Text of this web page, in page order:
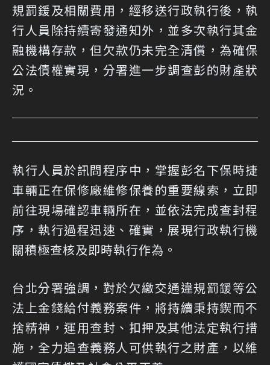
規罰鍰及相關費用，經移送行政執行後，執
行人員除持續寄發通知外，並多次執行其金
融機構存款，但欠款仍未完全清償，為確保
公法債權實現，分署進一步調查彭的財產狀
況。
執行人員於訊問程序中，掌握彭名下保時捷
車輛正在保修廠維修保養的重要線索，立即
前往現場確認車輛所在，並依法完成查封程
序，執行過程迅速、確實，展現行政執行機
關積極查核及即時執行作為。
台北分署強調，對於欠繳交通違規罰鍰等公
法上金錢給付義務案件，將持續秉持鍥而不
捨精神，運用查封、扣押及其他法定執行措
施，全力追查義務人可供執行之財產，以維